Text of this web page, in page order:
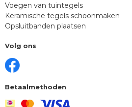
Voegen van tuintegels
Keramische tegels schoonmaken
Opsluitbanden plaatsen
Volg ons
Betaalmethoden